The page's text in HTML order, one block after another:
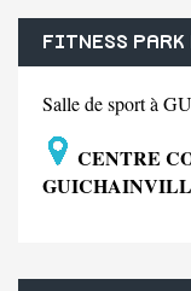
FITNESS PARK
Salle de sport à
CENTRE